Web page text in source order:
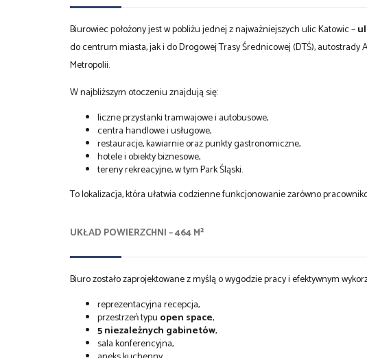
Biurowiec położony jest w pobliżu jednej z najważniejszych ulic Katowic –
do centrum miasta, jak i do Drogowej Trasy Średnicowej (DTŚ), autostrady
Metropolii.
W najbliższym otoczeniu znajdują się:
liczne przystanki tramwajowe i autobusowe,
centra handlowe i usługowe,
restauracje, kawiarnie oraz punkty gastronomiczne,
hotele i obiekty biznesowe,
tereny rekreacyjne, w tym Park Śląski.
To lokalizacja, która ułatwia codzienne funkcjonowanie zarówno
UKŁAD POWIERZCHNI – 464 M²
Biuro zostało zaprojektowane z myślą o wygodzie pracy i efektywnym
reprezentacyjna recepcja,
przestrzeń typu open space,
5 niezależnych gabinetów,
sala konferencyjna,